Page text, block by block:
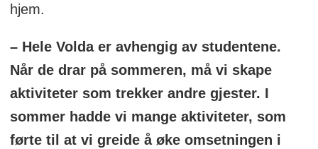
hjem.
– Hele Volda er avhengig av studentene.
Når de drar på sommeren, må vi skape
aktiviteter som trekker andre gjester. I
sommer hadde vi mange aktiviteter, som
førte til at vi greide å øke omsetningen i